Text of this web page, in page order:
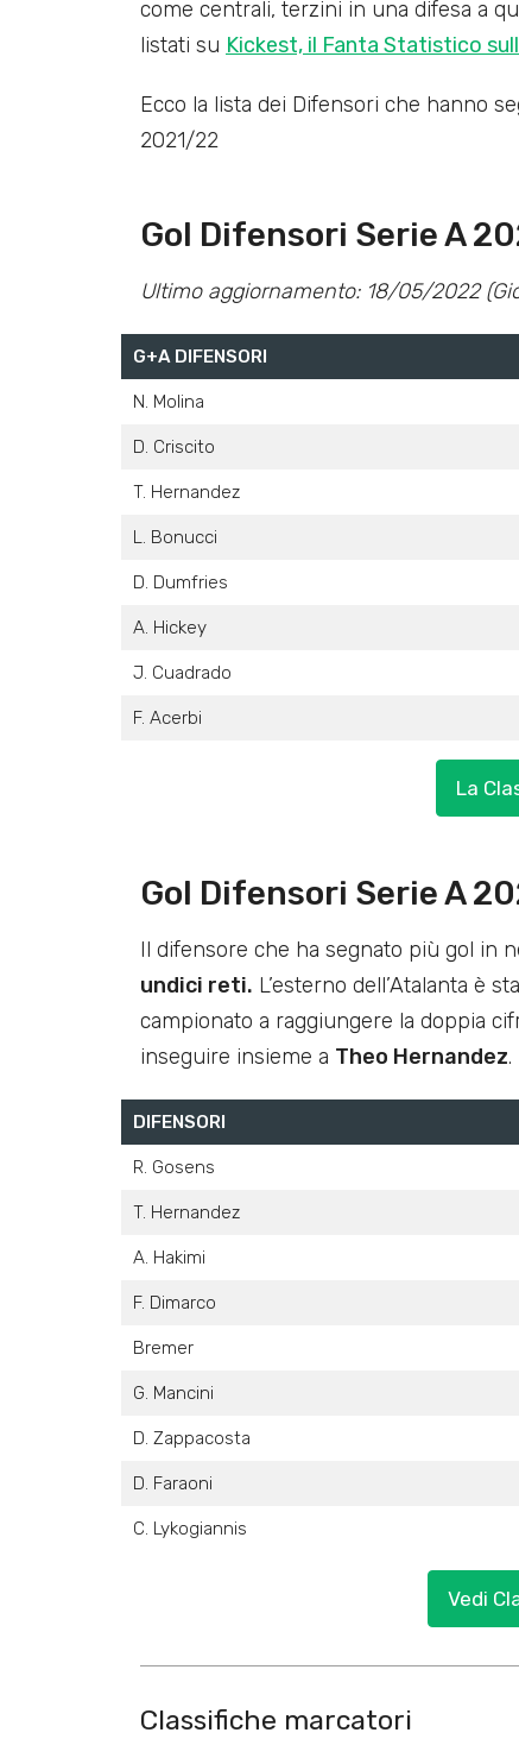
come centrali, terzini in una difesa a
listati su Kickest, il Fanta Statistico
Ecco la lista dei Difensori che hanno
2021/22
Gol Difensori Serie A
Ultimo aggiornamento: 18/05/2022
G+A DIFENSORI
N. Molina
D. Criscito
T. Hernandez
L. Bonucci
D. Dumfries
A. Hickey
J. Cuadrado
F. Acerbi
La
Gol Difensori Serie A
Il difensore che ha segnato più gol in
undici reti. L’esterno dell’Atalanta è
campionato a raggiungere la doppia
inseguire insieme a Theo Hernandez.
DIFENSORI
R. Gosens
T. Hernandez
A. Hakimi
F. Dimarco
Bremer
G. Mancini
D. Zappacosta
D. Faraoni
C. Lykogiannis
Vedi
Classifiche marcatori